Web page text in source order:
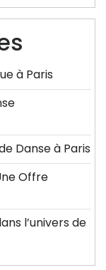
à Paris
Danse à Paris
Offre
l’univers de